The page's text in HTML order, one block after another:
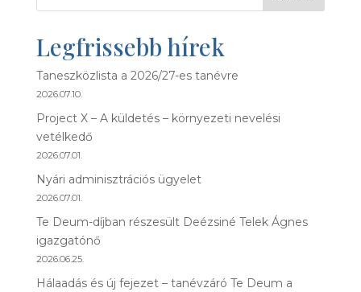
Legfrissebb hírek
Taneszközlista a 2026/27-es tanévre
2026.07.10.
Project X – A küldetés – környezeti nevelési
vetélkedő
2026.07.01.
Nyári adminisztrációs ügyelet
2026.07.01.
Te Deum-díjban részesült Deézsiné Telek Ágnes
igazgatónő
2026.06.25.
Hálaadás és új fejezet – tanévzáró Te Deum a